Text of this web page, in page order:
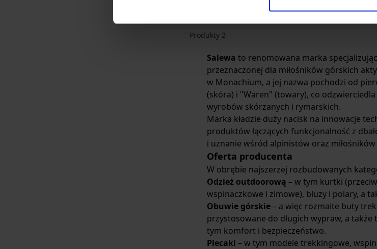
Produkty 2
Salewa to renomowana marka
przeznaczonej dla miłośników górskich
w Monachium, a jej nazwa pochodzi od
(skóra) i "Waren" (towary), co
wyrobów skórzanych i rymarskich.
Marka kładzie duży nacisk na innowacje
produktów łączących funkcjonalność z
i uznanie wśród alpinistów oraz miłośników
Oferta producenta
W obrębie najszerzej rozbudowanych
Odzież outdoorową – w tym kurtki
wspinaczkowe i zimowe), bluzy i polary, a
Obuwie górskie – a więc rozmaite buty
przystosowane do długich wypraw, a
tym komfort i bezpieczeństwo.
Plecaki – w tym modele trekkingowe,